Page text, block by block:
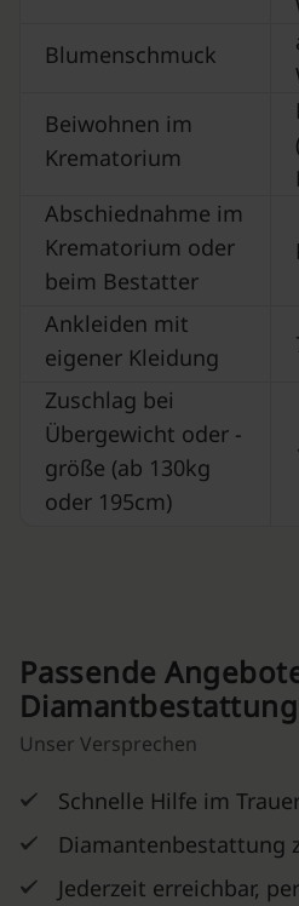
Blumenschmuck
Beiwohnen im
Krematorium
Abschiednahme im
Krematorium oder
beim Bestatter
Ankleiden mit
eigener Kleidung
Zuschlag bei
Übergewicht oder -
größe (ab 130kg
oder 195cm)
Passende
Unser Versprechen
Schnelle Hilfe im
Diamantenbestattung
Jederzeit erreichbar,